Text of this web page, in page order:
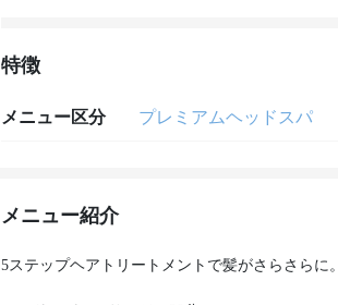
特徴
メニュー区分 プレミアムヘッドスパ
メニュー紹介
5ステップヘアトリートメントで髪がさらさらに。